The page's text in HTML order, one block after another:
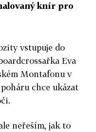
knír pro
vstupuje do
Eva
Montafonu v
chce ukázat
neřeším, jak to